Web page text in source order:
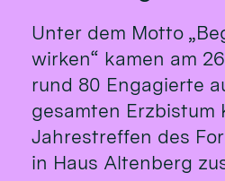
Unter dem Motto
wirken“ kamen am
rund 80 Engagierte
gesamten Erzbistum
Jahrestreffen des
in Haus Altenberg